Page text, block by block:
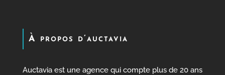
À propos d’auctavia
Auctavia est une agence qui compte plus de 20 ans